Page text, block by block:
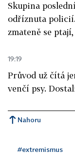
Skupina
odříznuta
zmateně se
19:19
Průvod už čítá
venčí psy.
Nahoru
#extremismus